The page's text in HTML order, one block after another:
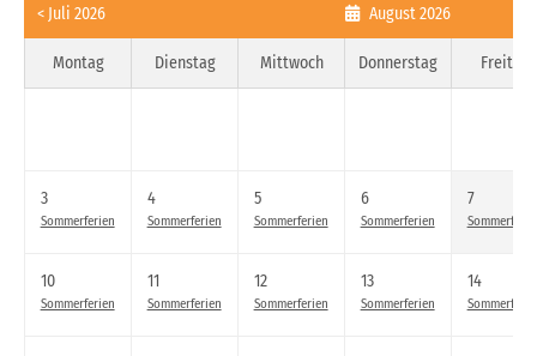
< Juli 2026 August 2026
Montag Dienstag Mittwoch Donnerstag Freitag
3
Sommerferien
4
Sommerferien
5
Sommerferien
6
Sommerferien
7
10
Sommerferien
11
Sommerferien
12
Sommerferien
13
Sommerferien
14